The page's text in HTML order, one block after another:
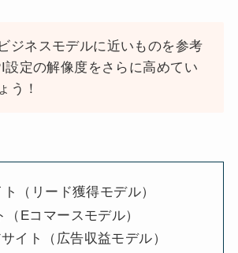
ジネスモデルに近いものを参考
設定の解像度をさらに高めてい
う！
（リード獲得モデル）
（Eコマースモデル）
イト（広告収益モデル）